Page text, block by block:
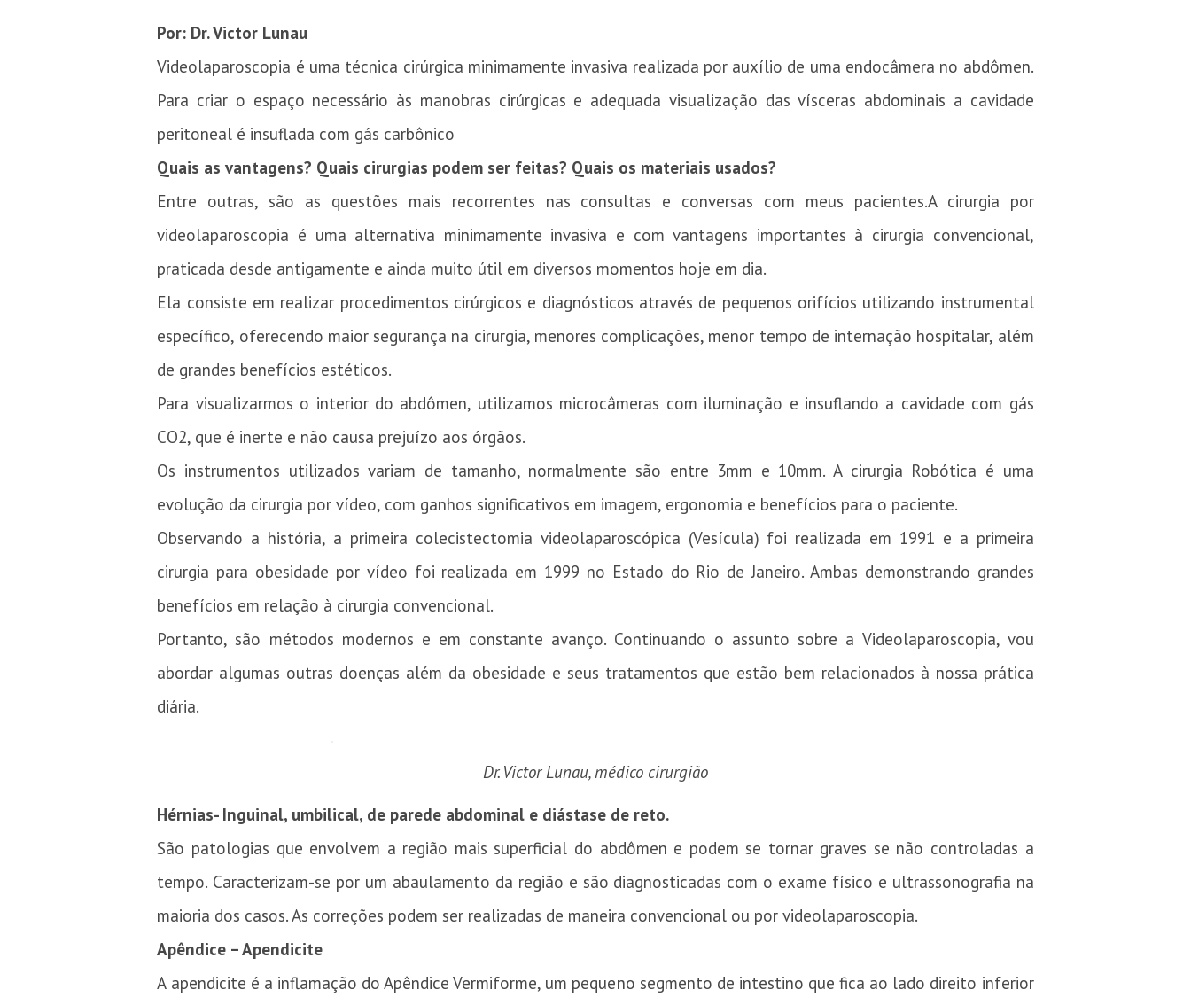
Por: Dr. Victor Lunau
Videolaparoscopia é uma técnica cirúrgica minimamente invasiva realizada por auxílio de uma endocâmera no abdômen.
Para criar o espaço necessário às manobras cirúrgicas e adequada visualização das vísceras abdominais a cavidade
peritoneal é insuflada com gás carbônico
Quais as vantagens? Quais cirurgias podem ser feitas? Quais os materiais usados?
Entre outras, são as questões mais recorrentes nas consultas e conversas com meus pacientes.A cirurgia por
videolaparoscopia é uma alternativa minimamente invasiva e com vantagens importantes à cirurgia convencional,
praticada desde antigamente e ainda muito útil em diversos momentos hoje em dia.
Ela consiste em realizar procedimentos cirúrgicos e diagnósticos através de pequenos orifícios utilizando instrumental
específico, oferecendo maior segurança na cirurgia, menores complicações, menor tempo de internação hospitalar, além
de grandes benefícios estéticos.
Para visualizarmos o interior do abdômen, utilizamos microcâmeras com iluminação e insuflando a cavidade com gás
CO2, que é inerte e não causa prejuízo aos órgãos.
Os instrumentos utilizados variam de tamanho, normalmente são entre 3mm e 10mm. A cirurgia Robótica é uma
evolução da cirurgia por vídeo, com ganhos significativos em imagem, ergonomia e benefícios para o paciente.
Observando a história, a primeira colecistectomia videolaparoscópica (Vesícula) foi realizada em 1991 e a primeira
cirurgia para obesidade por vídeo foi realizada em 1999 no Estado do Rio de Janeiro. Ambas demonstrando grandes
benefícios em relação à cirurgia convencional.
Portanto, são métodos modernos e em constante avanço. Continuando o assunto sobre a Videolaparoscopia, vou
abordar algumas outras doenças além da obesidade e seus tratamentos que estão bem relacionados à nossa prática
diária.
Dr. Victor Lunau, médico cirurgião
Hérnias- Inguinal, umbilical, de parede abdominal e diástase de reto.
São patologias que envolvem a região mais superficial do abdômen e podem se tornar graves se não controladas a
tempo. Caracterizam-se por um abaulamento da região e são diagnosticadas com o exame físico e ultrassonografia na
maioria dos casos.As correções podem ser realizadas de maneira convencional ou por videolaparoscopia.
Apêndice – Apendicite
A apendicite é a inflamação do Apêndice Vermiforme, um pequeno segmento de intestino que fica ao lado direito inferior